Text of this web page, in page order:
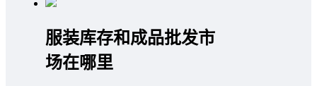
服装库存和成品批发市
场在哪里